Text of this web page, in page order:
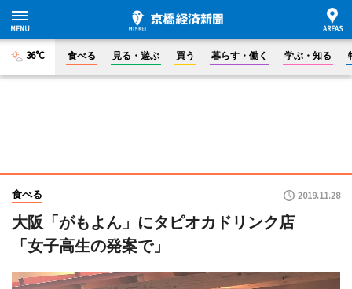
36°C 食べる 見る・遊ぶ 買う 暮らす・働く 学ぶ・知る
食べる 2019.11.28
大阪「がもよん」にタピオカドリンク店
「女子高生の発案で」